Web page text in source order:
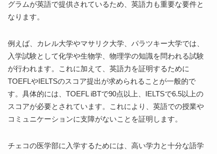
グラムが英語で提供されているため、英語力も重要な要件と
なります。
例えば、カレル大学やマサリク大学、パラツキー大学では、
入学試験として化学や生物学、物理学の知識を問われる試験
が行われます。これに加えて、英語力を証明するために
TOEFLやIELTSのスコア提出が求められることが一般的で
す。具体的には、TOEFL iBTで90点以上、IELTSで6.5以上の
スコアが必要とされています。これにより、英語での授業や
コミュニケーションに支障がないことを証明します。
チェコの医学部に入学するためには、高い学力と十分な語学